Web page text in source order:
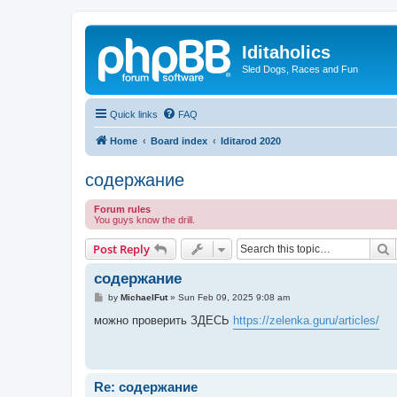
Iditaholics
Sled Dogs, Races and Fun
Quick links FAQ
Home Board index Iditarod 2020
содержание
Forum rules
You guys know the drill.
Post Reply
содержание
P
s
by MichaelFut» Sun Feb 09, 2025 9:08 am
можно проверить ЗДЕСЬ https://zelenka.guru/articles/
Re: содержание